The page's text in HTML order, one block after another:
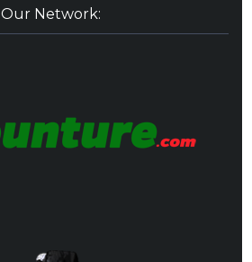
Our Network: